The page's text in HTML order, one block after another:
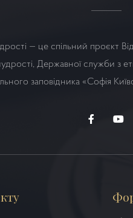
— це спільний проєкт
Державної служби з
заповідника «Софія